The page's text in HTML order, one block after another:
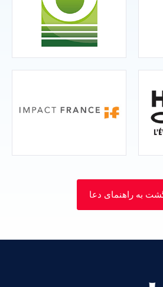
به راهنمای دعا